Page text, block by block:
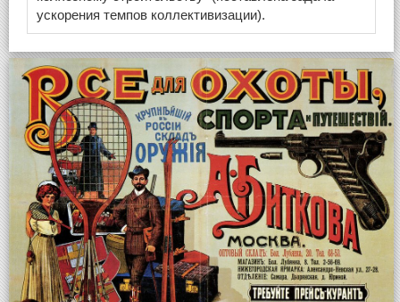
ускорения темпов коллективизации).